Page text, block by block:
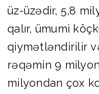
üz-üzədir, 5,8
qalır, ümumi
qiymətləndirilir
rəqəmin 9
milyondan çox